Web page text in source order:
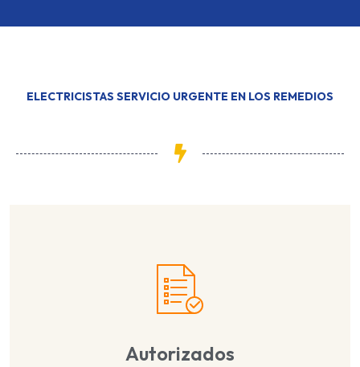
ELECTRICISTAS SERVICIO URGENTE EN LOS REMEDIOS
Autorizados